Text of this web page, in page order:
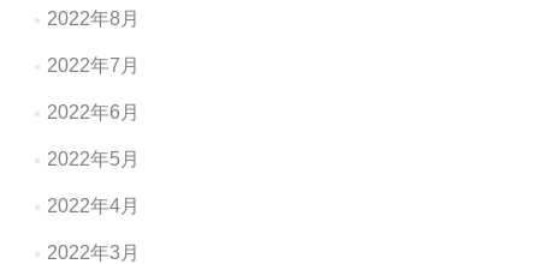
2022年8月
2022年7月
2022年6月
2022年5月
2022年4月
2022年3月